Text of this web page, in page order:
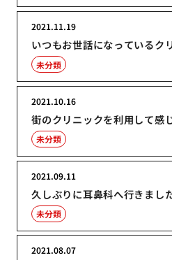
いつもお世話になっているク
2021.11.19
未分類
街のクリニックを利用して感
2021.10.16
未分類
久しぶりに耳鼻科へ行きまし
2021.09.11
未分類
2021.08.07